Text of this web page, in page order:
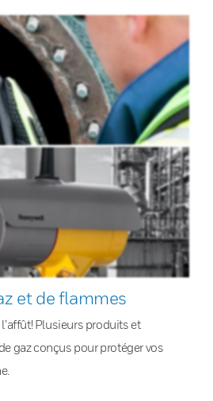
et de flammes
Plusieurs produits et
gaz conçus pour protéger vos